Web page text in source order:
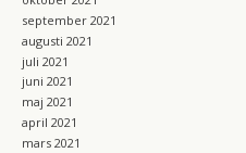
september 2021
augusti 2021
juli 2021
juni 2021
maj 2021
april 2021
mars 2021